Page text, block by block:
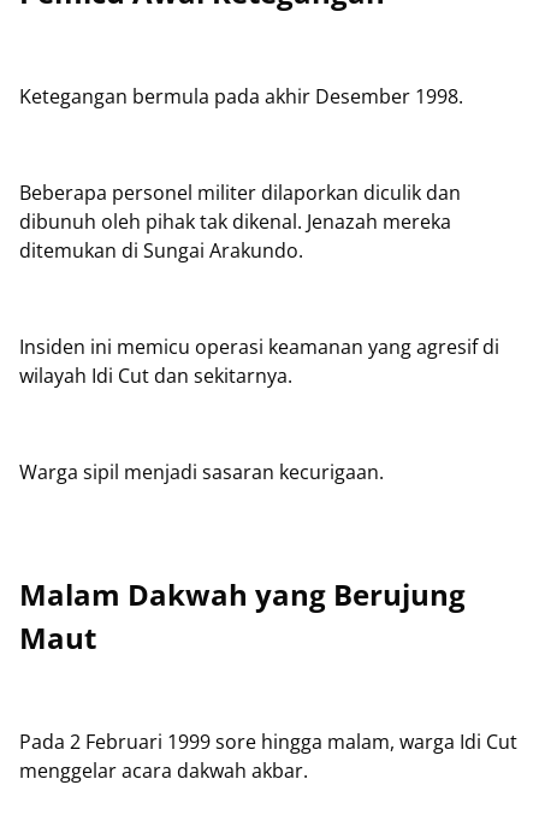
Ketegangan bermula pada akhir Desember 1998.
Beberapa personel militer dilaporkan diculik dan
dibunuh oleh pihak tak dikenal. Jenazah mereka
ditemukan di Sungai Arakundo.
Insiden ini memicu operasi keamanan yang agresif di
wilayah Idi Cut dan sekitarnya.
Warga sipil menjadi sasaran kecurigaan.
Malam Dakwah yang Berujung
Maut
Pada 2 Februari 1999 sore hingga malam, warga Idi Cut
menggelar acara dakwah akbar.